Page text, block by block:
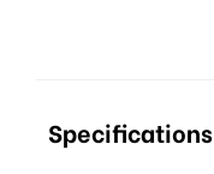
Specifications